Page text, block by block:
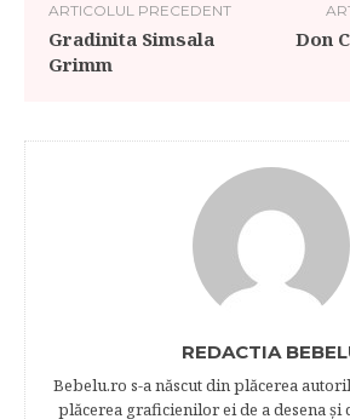
ARTICOLUL PRECEDENT
Gradinita Simsala
Grimm
Don
REDACTIA
Bebelu.ro s-a născut din plăcerea
plăcerea graficienilor ei de a desena şi